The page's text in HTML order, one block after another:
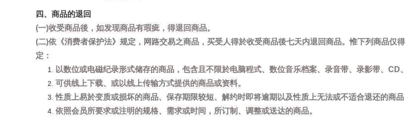
四、商品的退回
(一)收受商品後，如发现商品有瑕疵，得退回商品。
(二)依《消费者保护法》规定，网路交易之商品，买受人得於收受商品後七天内退回商品。惟下列商品仅
定：
以数位或电磁纪录形式储存的商品，包含且不限於电脑程式、数位音乐档案、录音带、录影带、CD
可供线上下载、或以线上传输方式提供的商品或资料。
性质上易於变质或损坏的商品、保存期限较短、解约时即将逾期以及性质上无法或不适合退还的商
依照会员所要求或注明的规格、需求或时间，所订制、调整或送达的商品。